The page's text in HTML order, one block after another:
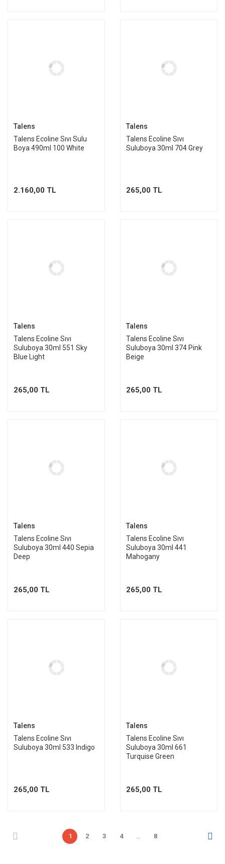
Talens
Talens Ecoline Sıvı Sulu
Boya 490ml 100 White
2.160,00 TL
Talens
Talens Ecoline Sıvı
Suluboya 30ml 704 Grey
265,00 TL
Talens
Talens Ecoline Sıvı
Suluboya 30ml 551 Sky
Blue Light
265,00 TL
Talens
Talens Ecoline Sıvı
Suluboya 30ml 374 Pink
Beige
265,00 TL
Talens
Talens Ecoline Sıvı
Suluboya 30ml 440 Sepia
Deep
265,00 TL
Talens
Talens Ecoline Sıvı
Suluboya 30ml 441
Mahogany
265,00 TL
Talens
Talens Ecoline Sıvı
Suluboya 30ml 533 Indigo
265,00 TL
Talens
Talens Ecoline Sıvı
Suluboya 30ml 661
Turquise Green
265,00 TL
1 2 3 4 .. 8